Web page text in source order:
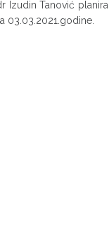
Izudin Tanović
03.03.2021.godine.